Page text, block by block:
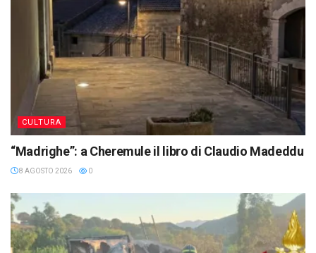
CULTURA
“Madrighe”: a Cheremule il libro di Claudio Madeddu
8 AGOSTO 2026 0